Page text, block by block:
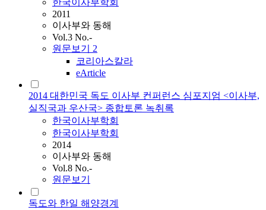
한국이사부학회
2011
이사부와 동해
Vol.3 No.-
원문보기 2
코리아스칼라
eArticle
2014 대한민국 독도 이사부 컨퍼런스 심포지엄 <이사부,
실직국과 우산국> 종합토론 녹취록
한국이사부학회
한국이사부학회
2014
이사부와 동해
Vol.8 No.-
원문보기
독도와 한일 해양경계